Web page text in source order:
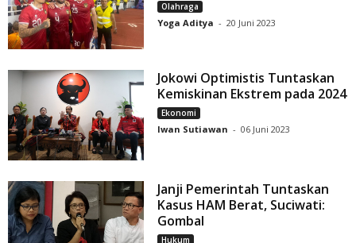
Olahraga
Yoga Aditya - 20 Juni 2023
Jokowi Optimistis Tuntaskan
Kemiskinan Ekstrem pada 2024
Ekonomi
Iwan Sutiawan - 06 Juni 2023
Janji Pemerintah Tuntaskan
Kasus HAM Berat, Suciwati:
Gombal
Hukum